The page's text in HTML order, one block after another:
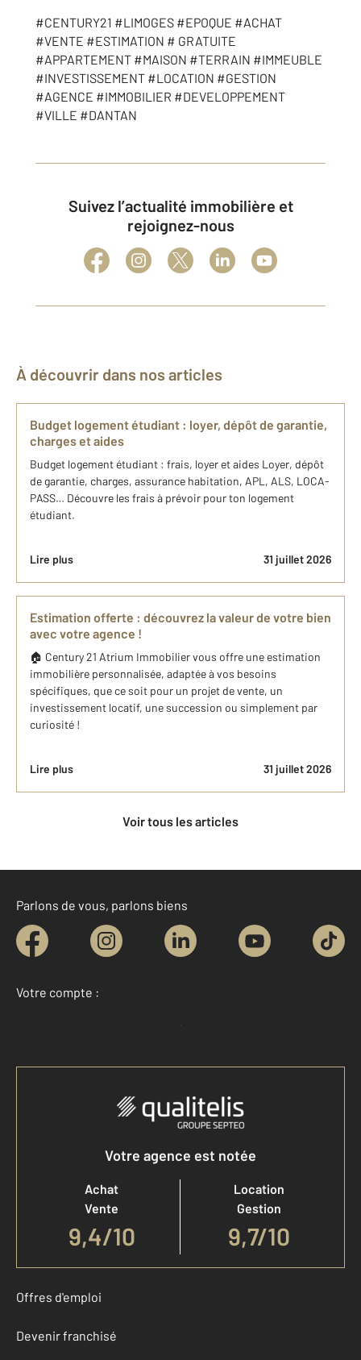
#CENTURY21 #LIMOGES #EPOQUE #ACHAT
#VENTE #ESTIMATION # GRATUITE
#APPARTEMENT #MAISON #TERRAIN #IMMEUBLE
#INVESTISSEMENT #LOCATION #GESTION
#AGENCE #IMMOBILIER #DEVELOPPEMENT
#VILLE #DANTAN
Suivez l’actualité immobilière et
rejoignez-nous
À découvrir dans nos articles
Budget logement étudiant : loyer, dépôt de garantie,
charges et aides
Budget logement étudiant : frais, loyer et aides Loyer, dépôt
de garantie, charges, assurance habitation, APL, ALS, LOCA-
PASS… Découvre les frais à prévoir pour ton logement
étudiant.
Lire plus 31 juillet 2026
Estimation offerte : découvrez la valeur de votre bien
avec votre agence !
🏠 Century 21 Atrium Immobilier vous offre une estimation
immobilière personnalisée, adaptée à vos besoins
spécifiques, que ce soit pour un projet de vente, un
investissement locatif, une succession ou simplement par
curiosité !
Lire plus 31 juillet 2026
Voir tous les articles
Parlons de vous, parlons biens
Votre compte :
Accéder à mon compte
Votre agence est notée
Achat
Vente
9,4/10
Location
Gestion
9,7/10
Offres d'emploi
Devenir franchisé